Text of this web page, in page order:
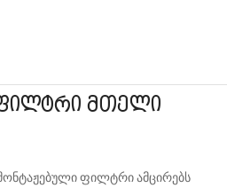
მთელი
ფილტრი ამცირებს